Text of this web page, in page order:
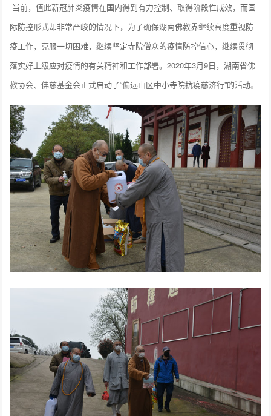
当前，值此新冠肺炎疫情在国内得到有力控制、取得阶段性成效，而国
际防控形式却非常严峻的情况下，为了确保湖南佛教界继续高度重视防
疫工作，克服一切困难，继续坚定寺院僧众的疫情防控信心，继续贯彻
落实好上级应对疫情的有关精神和工作部署。2020年3月9日，湖南省佛
教协会、佛慈基金会正式启动了“偏远山区中小寺院抗疫慈济行”的活动。